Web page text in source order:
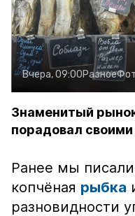
Вчера, 09:00Разное
Знаменитый
порадовал
Ранее мы
копчёная рыбка
разновидности